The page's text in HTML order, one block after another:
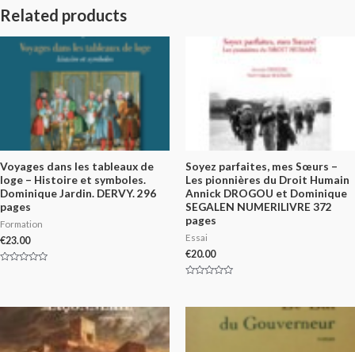
Related products
Voyages dans les tableaux de
loge – Histoire et symboles.
Dominique Jardin. DERVY. 296
pages
Formation
€23.00
5
Soyez parfaites, mes Sœurs –
Les pionnières du Droit Humain
Annick DROGOU et Dominique
SEGALEN NUMERILIVRE 372
pages
Essai
€20.00
of